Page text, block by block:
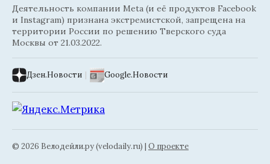
Деятельность компании Meta (и её продуктов Facebook
и Instagram) признана экстремистской, запрещена на
территории России по решению Тверского суда
Москвы от 21.03.2022.
Дзен.Новости | Google.Новости
© 2026 Велодейли.ру (velodaily.ru) | О проекте